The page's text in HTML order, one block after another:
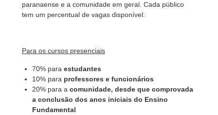
paranaense e a comunidade em geral. Cada público
tem um percentual de vagas disponível:
Para os cursos presenciais
70% paraestudantes
10% para professores e funcionários
20% para acomunidade, desde que comprovada
a conclusão dos anos iniciais do Ensino
Fundamental